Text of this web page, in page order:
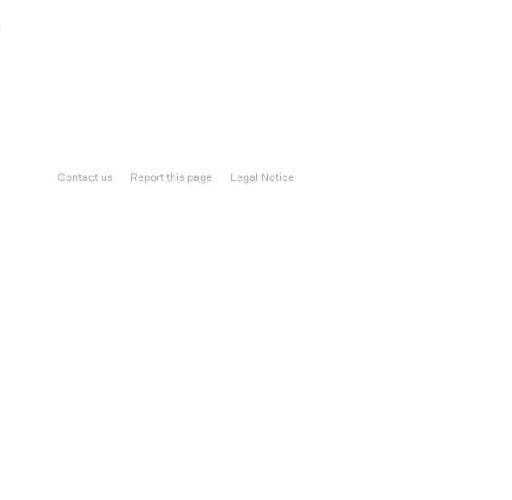
Legal Notice
Report this page
Contact us